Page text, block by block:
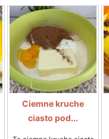
Ciemne kruche
ciasto pod...